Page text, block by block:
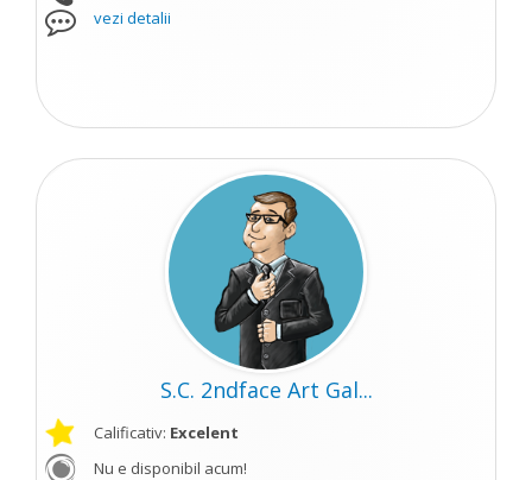
vezi detalii
S.C. 2ndface Art Gal...
Calificativ: Excelent
Nu e disponibil acum!